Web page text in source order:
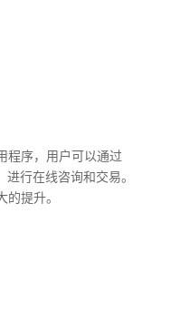
程序，用户可以通过
行在线咨询和交易。
提升。